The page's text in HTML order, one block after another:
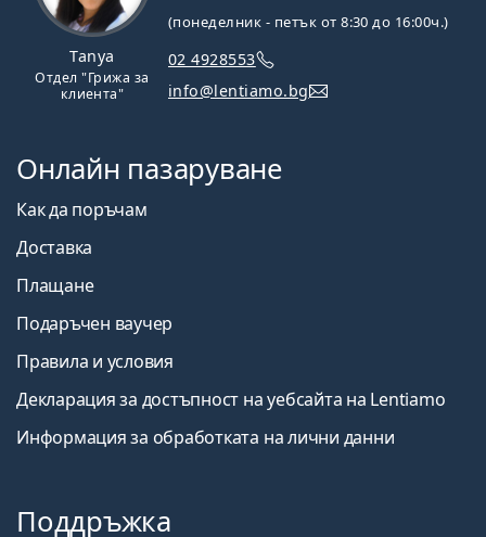
Tanya
Отдел "Грижа за
клиента"
(понеделник - петък от 8:30 до 16:00ч.)
02 4928553
info@lentiamo.bg
Онлайн пазаруване
Как да поръчам
Доставка
Плащане
Подаръчен ваучер
Правила и условия
Декларация за достъпност на уебсайта на Lentiamo
Информация за обработката на лични данни
Поддръжка